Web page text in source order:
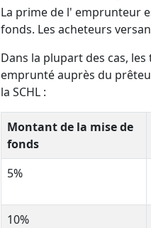
La prime de l' emprunteur
fonds. Les acheteurs
Dans la plupart des cas,
emprunté auprès du
la SCHL :
Montant de la mise de
fonds
5%
10%